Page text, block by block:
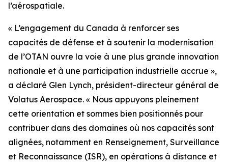
l’aérospatiale.
« L’engagement du Canada à renforcer ses
capacités de défense et à soutenir la modernisation
de l’OTAN ouvre la voie à une plus grande innovation
nationale et à une participation industrielle accrue »,
a déclaré Glen Lynch, président-directeur général de
Volatus Aerospace. « Nous appuyons pleinement
cette orientation et sommes bien positionnés pour
contribuer dans des domaines où nos capacités sont
alignées, notamment en Renseignement, Surveillance
et Reconnaissance (ISR), en opérations à distance et